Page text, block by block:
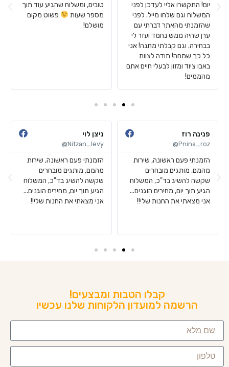
יום! התקשרו אליי לעדכן לפני
המשלוח וגם שלחו מייל. לפני
שהזמנתי מהאתר דברתי עם
ערן שהיה ממש נחמד ועזר לי
בבחירה. וגם קבלתי מתנה! אני
כל כך שמחה! תודה לצוות
באבו ציוד ומזון לבעלי חיים אתם
מהממים!
טובים, ומשלוח שהגיע עוד תוך
מספר שעות
פשוט מקום
מושלם!
פנינה רוז
Pnina_roz@
הזמנתי פעם ראשונה, שירות
מהמם, מותגים מובחרים
שקשה להשיג בד"כ, המשלוח
הגיע תוך יום, מחירים הוגנים...
אני מצאתי את החנות שלי!!
ניצן לוי
Nitzan_levy@
הזמנתי פעם ראשונה, שירות
מהמם, מותגים מובחרים
שקשה להשיג בד"כ, המשלוח
הגיע תוך יום, מחירים הוגנים...
אני מצאתי את החנות שלי!!
קבלו הטבות ומבצעים!
הרשמה למועדון הלקוחות שלנו עכשיו